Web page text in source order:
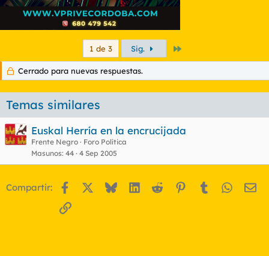
1 de 3 Sig.
Cerrado para nuevas respuestas.
Temas similares
Euskal Herría en la encrucijada
Frente Negro
Foro Política
Masunos 44 4 Sep 2005
Compartir: Facebook BlueskyLinkedIn
Reddit Pinterest
Tumblr
Enlace